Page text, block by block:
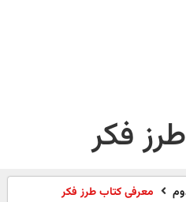
فکر
معرفی کتاب طرز فکر